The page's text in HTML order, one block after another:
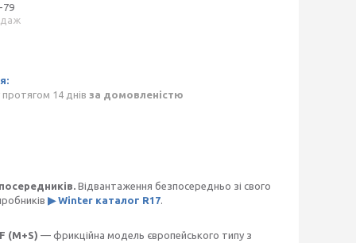
79
14 днів за домовленістю
Відвантаження безпосередньо зі свого
▶ Winter каталог R17.
(M+S) — фрикційна модель європейського типу з